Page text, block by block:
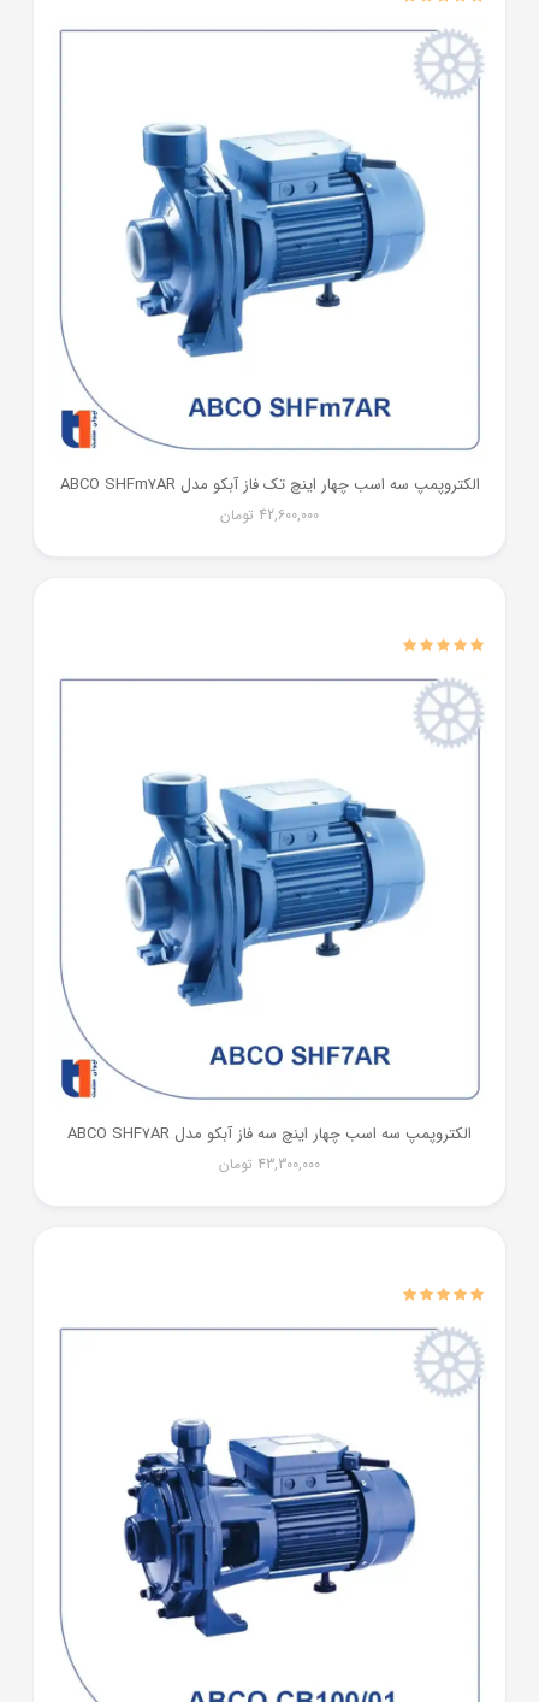
الکتروپمپ سه اسب چهار اینچ تک فاز آبکو مدل ABCO SHFm7AR
42,600,000 تومان
الکتروپمپ سه اسب چهار اینچ سه فاز آبکو مدل ABCO SHF7AR
43,300,000 تومان